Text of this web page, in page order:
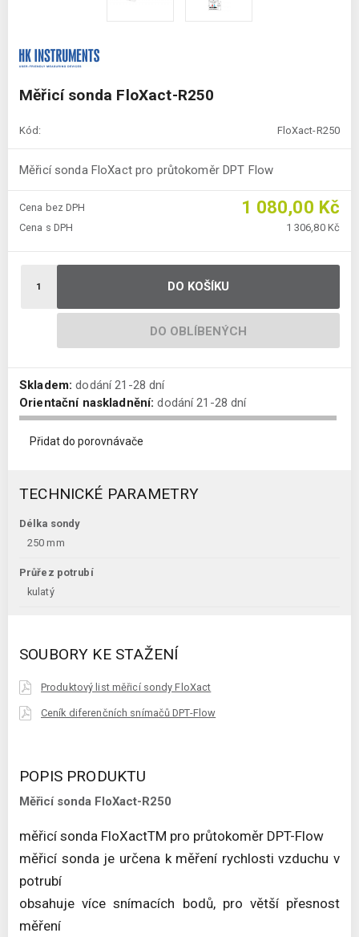
Měřicí sonda FloXact-R250
Kód: FloXact-R250
Měřicí sonda FloXact pro průtokoměr DPT Flow
Cena bez DPH 1 080,00 Kč
Cena s DPH 1 306,80 Kč
DO KOŠÍKU
DO OBLÍBENÝCH
Skladem: dodání 21-28 dní
Orientační naskladnění: dodání 21-28 dní
Přidat do porovnávače
TECHNICKÉ PARAMETRY
Délka sondy
250 mm
Průřez potrubí
kulatý
SOUBORY KE STAŽENÍ
Produktový list měřicí sondy FloXact
Ceník diferenčních snímačů DPT-Flow
POPIS PRODUKTU
Měřicí sonda FloXact-R250
měřicí sonda FloXactTM pro průtokoměr DPT-Flow
měřicí sonda je určena k měření rychlosti vzduchu v
potrubí
obsahuje více snímacích bodů, pro větší přesnost
měření